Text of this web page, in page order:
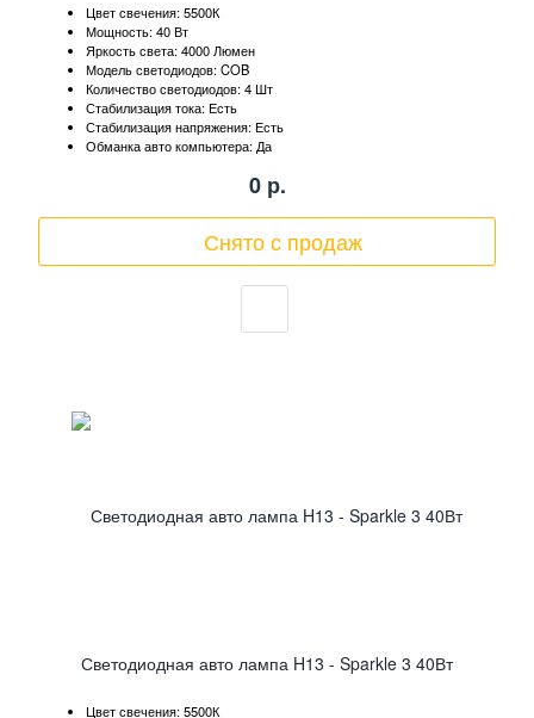
Цвет свечения: 5500К
Мощность: 40 Вт
Яркость света: 4000 Люмен
Модель светодиодов: COB
Количество светодиодов: 4 Шт
Стабилизация тока: Есть
Стабилизация напряжения: Есть
Обманка авто компьютера: Да
0р.
Снято с продаж
Светодиодная авто лампа H13 - Sparkle 3 40Вт
Цвет свечения: 5500К